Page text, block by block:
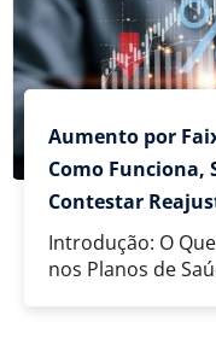
Aumento por
Como Funciona,
Contestar
Introdução: O
nos Planos de